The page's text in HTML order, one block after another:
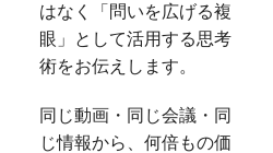
はなく「問いを広げる複
眼」として活用する思考
術をお伝えします。
同じ動画・同じ会議・同
じ情報から、何倍もの価